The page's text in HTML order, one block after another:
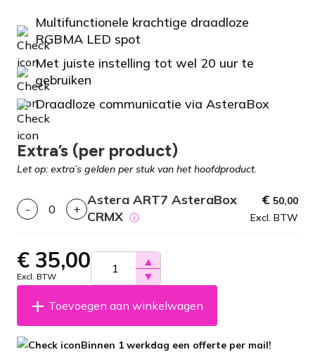
Multifunctionele krachtige draadloze
RGBMA LED spot
Met juiste instelling tot wel 20 uur te
gebruiken
Draadloze communicatie via AsteraBox
Extra’s (per product)
Let op: extra’s gelden per stuk van het hoofdproduct.
- +
Astera ART7 AsteraBox
CRMX ⓘ
€ 50,00
Excl. BTW
€ 35,00
Excl. BTW
▲
▼
Toevoegen aan winkelwagen
Binnen 1 werkdag een offerte per mail!